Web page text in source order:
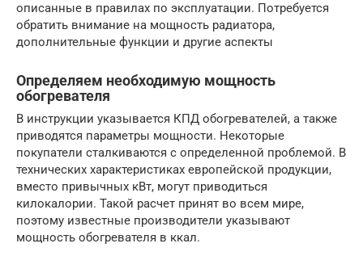
описанные в правилах по эксплуатации. Потребуется
обратить внимание на мощность радиатора,
дополнительные функции и другие аспекты
Определяем необходимую мощность
обогревателя
В инструкции указывается КПД обогревателей, а также
приводятся параметры мощности. Некоторые
покупатели сталкиваются с определенной проблемой. В
технических характеристиках европейской продукции,
вместо привычных кВт, могут приводиться
килокалории. Такой расчет принят во всем мире,
поэтому известные производители указывают
мощность обогревателя в ккал.